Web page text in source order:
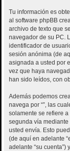
Tu información es
al software phpBB
archivo de texto que
navegador de su PC.
identificador de
sesión anónima (de
asignada a usted por
vez que haya
han sido leídos, con
Además podemos
navega por “”, las
solamente se refiere
segunda vía
usted envía. Esto
(de aquí en adelante
adelante “su cuenta”)